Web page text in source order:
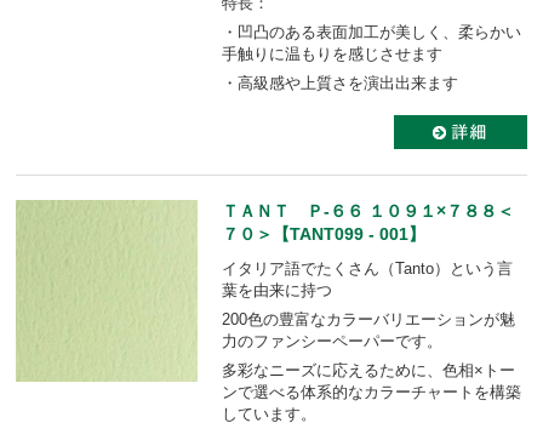
・凹凸のある表面加工が美しく、柔らかい
手触りに温もりを感じさせます
・高級感や上質さを演出出来ます
ＴＡＮＴ Ｐ-６６ １０９１×７８８＜
７０＞【TANT099 - 001】
イタリア語でたくさん（Tanto）という言
葉を由来に持つ
200色の豊富なカラーバリエーションが魅
力のファンシーペーパーです。
多彩なニーズに応えるために、色相×トー
ンで選べる体系的なカラーチャートを構築
しています。